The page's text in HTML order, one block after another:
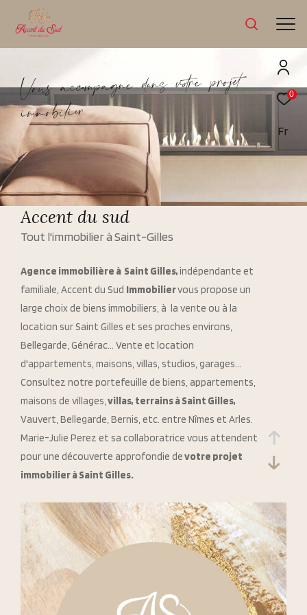
0
Fr
Vous accompagne dans votre projet
immobilier
Accent du sud
Tout l'immobilier à Saint-Gilles
Agence immobilière à Saint Gilles,indépendante et
familiale, Accent du Sud Immobiliervous propose un
large choix de biens immobiliers, à la vente ou à la
location sur Saint Gilles et ses proches environs,
Bellegarde, Générac... Vente et location
d'appartements, maisons, villas, studios, garages...
Consultez notre portefeuille de biens, appartements,
maisons de villages,villas, terrains à Saint Gilles,
Vauvert, Bellegarde, Bernis, etc. entre Nîmes et Arles.
Marie-Julie Perez et sa collaboratrice vous attendent
pour une découverte approfondie devotre projet
immobilier à Saint Gilles.
Nos prestations en immobilier
Agence immobilière à Saint-Gillesdans le
département du Gard, idéalement située entre deux
grandes agglomérations Nîmes et Arles,
Accent du
Sud Immobilier
vous propose différentes prestations